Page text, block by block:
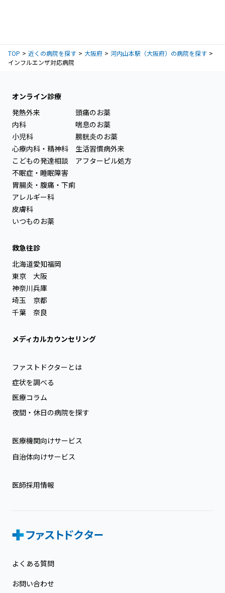
TOP 近くの病院を探す 大阪府
河内山本駅（大阪府）の病院を探す
インフルエンザ対応病院
オンライン診療
発熱外来
内科
小児科
心療内科・精神科
こどもの発達相談
不眠症・睡眠障害
胃腸炎・腹痛・下痢
アレルギー科
皮膚科
いつものお薬
頭痛のお薬
喘息のお薬
膀胱炎のお薬
生活習慣病外来
アフターピル処方
救急往診
北海道
東京
神奈川
埼玉
千葉
愛知
大阪
兵庫
京都
奈良
福岡
メディカルカウンセリング
ファストドクターとは
症状を調べる
医療コラム
夜間・休日の病院を探す
医療機関向けサービス
自治体向けサービス
医師採用情報
よくある質問
お問い合わせ